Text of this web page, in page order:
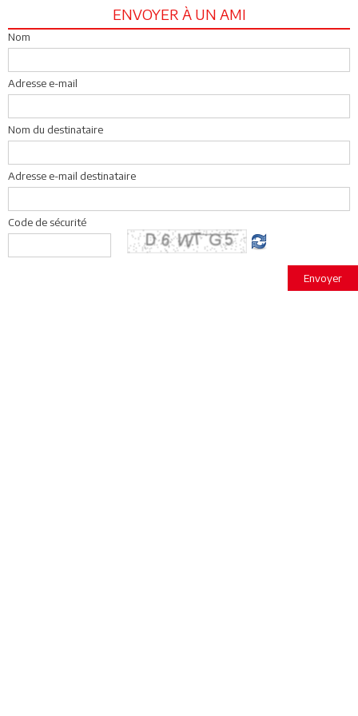
ENVOYER À UN AMI
Nom
Adresse e-mail
Nom du destinataire
Adresse e-mail destinataire
Code de sécurité
Envoyer